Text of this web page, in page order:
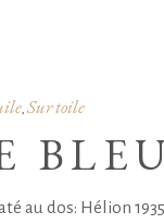
, Sur toile
au dos: Hélion